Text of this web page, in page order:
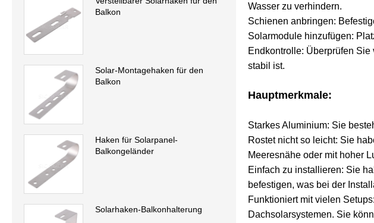
Balkon
Solar-Montagehaken für den
Balkon
Haken für Solarpanel-
Balkongeländer
Solarhaken-Balkonhalterung
Wasser zu verhindern.
Schienen anbringen:
Solarmodule hinzufügen:
Endkontrolle: Überprüfen Sie
stabil ist.
Hauptmerkmale:
Starkes Aluminium: Sie
Rostet nicht so leicht: Sie
Meeresnähe oder mit hoher
Einfach zu installieren: Sie
befestigen, was bei der
Funktioniert mit vielen
Dachsolarsystemen. Sie